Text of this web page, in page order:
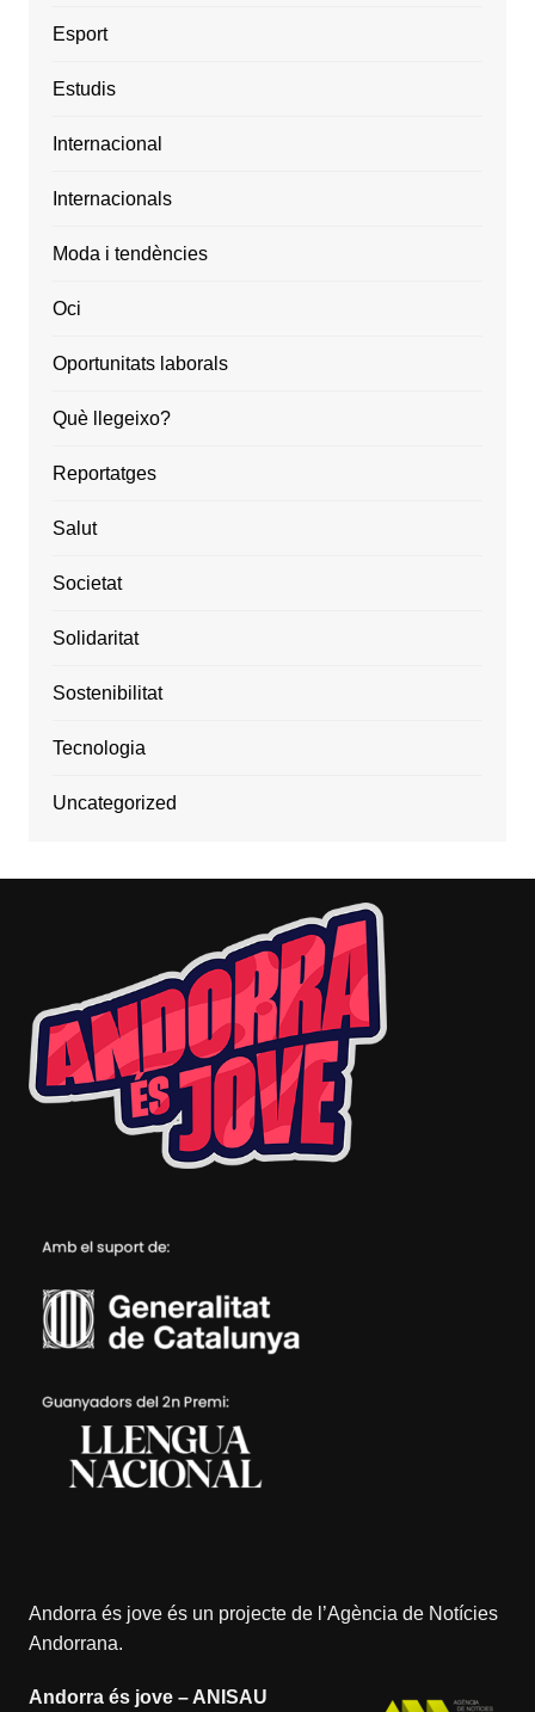
Esport
Estudis
Internacional
Internacionals
Moda i tendències
Oci
Oportunitats laborals
Què llegeixo?
Reportatges
Salut
Societat
Solidaritat
Sostenibilitat
Tecnologia
Uncategorized
Andorra és jove és un projecte de l’Agència de Notícies
Andorrana.
Andorra és jove – ANISAU